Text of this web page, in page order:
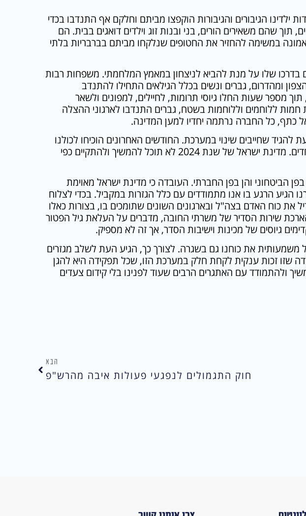
ילדינו הגיבורים והגיבורות הוקפצו מביתם וחלקם אף התנדבו בכדי
שהם משאירים הורים, בני ובנות זוג וילדים דואגים בבית. הם
במשימה להחזיר את החטופים שנלקחו מביתם בברבריות בלתי
בדרכו שלו על מנת להביא לניצחון במאמץ המלחמתי. משפחות רבות
ומהדרום, גברים ונשים בכלל הגילאים התחילו להתנדב
מספר שעות החלו גיוסי תרומות, לחיילים, למפונים ולשאר
חמות ללוחמים וללוחמות בשטח, גברים התנדבו לארגוני ההצלה
כתף, כל החברה נרתמה יחדיו למען המדינה.
שחייבים שינוי במערכת. החודשים האחרונים הוכיחו לכולנו
שאנחנו הרבה יותר חזקים כאשר אנחנו מאוחדים. מדינת ישראל של שנת 2024 לא תוכל להמשיך ולהתקיים כפי
הביטחוני והן בפן החברתי. העובדה כי מדינת ישראל מאוימת
הגיע הרגע בו אנו מתמודדים עם כלל הגזרות במקביל. בכדי לצלוח
את כוח האדם בצה"ל ובארגונים השונים שתומכים בו, בצורות כאלו
שירות הסדיר של משרתי החובה, מדברים על העלאת גיל הפטור
גיוסים של מכינות וישיבות הסדר, אך זה לא מספיק.
משמעותית את כוחנו גם בשגרה. לצורך כך, הגיע העת לשלב מגזרים
שזו זכות ענקית לקחת חלק במערכת הזו, שכל תפקידה היא להגן
ולהתמודד עם האתגרים הרבים שעוד לפנינו בלי קידום צעדים
הבא
חוק התגמולים לנפגעי פעולות איבה מהרש"פ